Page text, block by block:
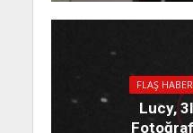
FLAŞ HABER
Lucy,